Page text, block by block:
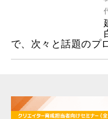
で、次々と話題のプ